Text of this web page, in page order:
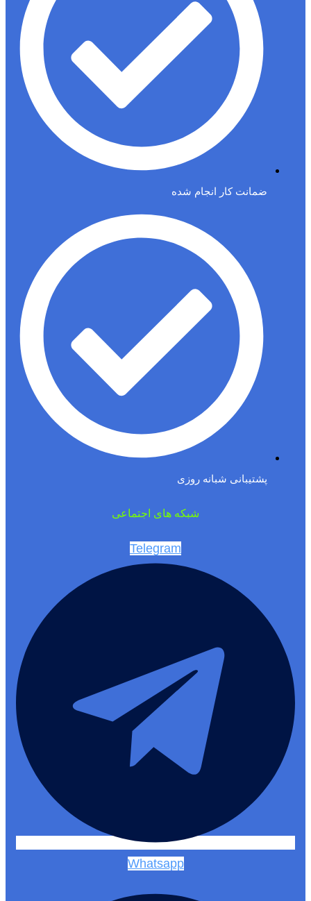
ضمانت کار انجام شده
پشتیبانی شبانه روزی
شبکه های اجتماعی
Telegram
Whatsapp